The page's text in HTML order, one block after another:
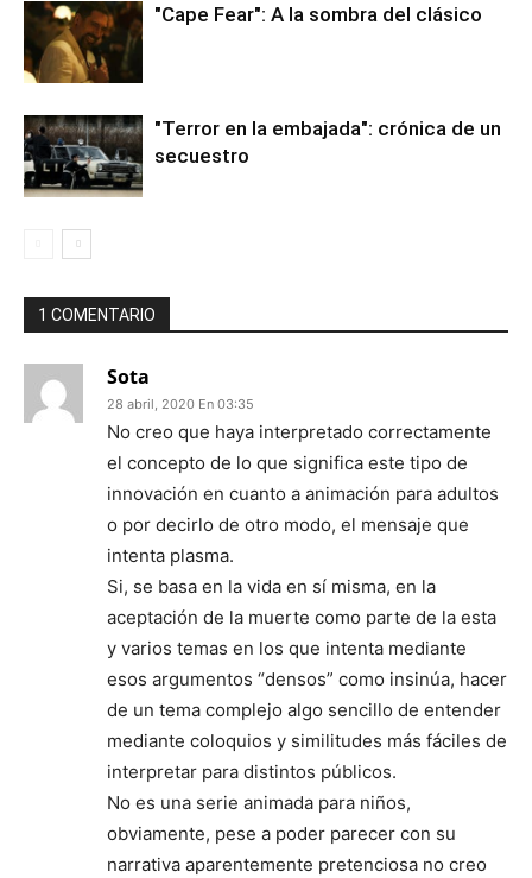
"Cape Fear": A la sombra del clásico
"Terror en la embajada": crónica de un
secuestro
1 COMENTARIO
Sota
28 abril, 2020 En 03:35
No creo que haya interpretado correctamente
el concepto de lo que significa este tipo de
innovación en cuanto a animación para adultos
o por decirlo de otro modo, el mensaje que
intenta plasma.
Si, se basa en la vida en sí misma, en la
aceptación de la muerte como parte de la esta
y varios temas en los que intenta mediante
esos argumentos “densos” como insinúa, hacer
de un tema complejo algo sencillo de entender
mediante coloquios y similitudes más fáciles de
interpretar para distintos públicos.
No es una serie animada para niños,
obviamente, pese a poder parecer con su
narrativa aparentemente pretenciosa no creo